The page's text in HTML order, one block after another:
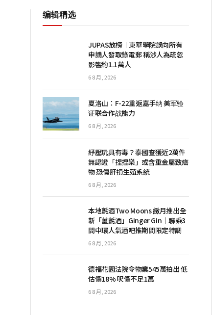
编辑精选
JUPAS放榜︱東華學院誤向所有
申請人發取錄電郵 稱涉人為疏忽
影響約1.1萬人
6 8 月, 2026
夏洛山：F-22重返嘉手纳 美军验
证联合作战能力
6 8 月, 2026
紓壓玩具有毒？泰國查獲近2萬件
無認證「捏捏樂」或含重金屬致癌
物 恐傷肝損生殖系統
6 8 月, 2026
本地氈酒Two Moons 緻月推出全
新「薑氈酒」Ginger Gin｜聯乘3
間中環人氣酒吧推期間限定特調
6 8 月, 2026
德福花園法院令物業545萬拍出 低
估價18% 呎價不足1萬
6 8 月, 2026